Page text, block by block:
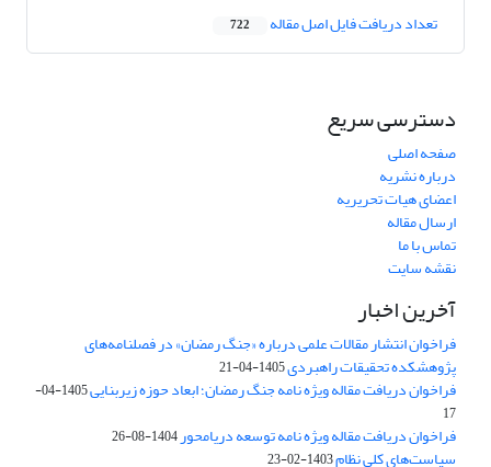
تعداد دریافت فایل اصل مقاله 722
دسترسی سریع
صفحه اصلی
درباره نشریه
اعضای هیات تحریریه
ارسال مقاله
تماس با ما
نقشه سایت
آخرین اخبار
فراخوان انتشار مقالات علمی درباره «جنگ رمضان» در فصلنامه‌های
پژوهشکده تحقیقات راهبردی1405-04-21
فراخوان دریافت مقاله ویژه نامه جنگ رمضان؛ ابعاد حوزه زیربنایی
1405-04-
17
فراخوان دریافت مقاله ویژه نامه توسعه دریامحور1404-08-26
سیاست‌های کلی نظام1403-02-23